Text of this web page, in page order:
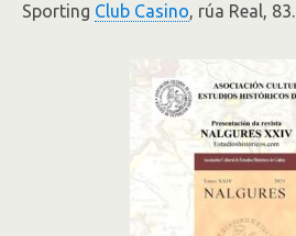
Sporting Club Casino, rúa Real, 83.